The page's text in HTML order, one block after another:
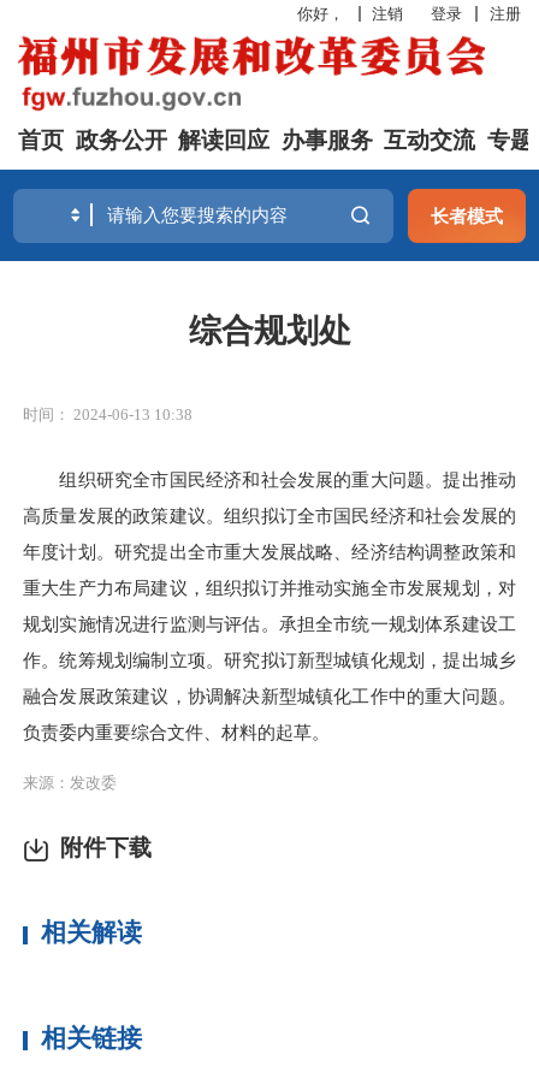
你好， 注销 登录 注册
首页 政务公开 解读回应 办事服务 互动交流 专题
长者模式
综合规划处
时间： 2024-06-13 10:38
组织研究全市国民经济和社会发展的重大问题。提出推动
高质量发展的政策建议。组织拟订全市国民经济和社会发展的
年度计划。研究提出全市重大发展战略、经济结构调整政策和
重大生产力布局建议，组织拟订并推动实施全市发展规划，对
规划实施情况进行监测与评估。承担全市统一规划体系建设工
作。统筹规划编制立项。研究拟订新型城镇化规划，提出城乡
融合发展政策建议，协调解决新型城镇化工作中的重大问题。
负责委内重要综合文件、材料的起草。
来源：发改委
附件下载
相关解读
相关链接